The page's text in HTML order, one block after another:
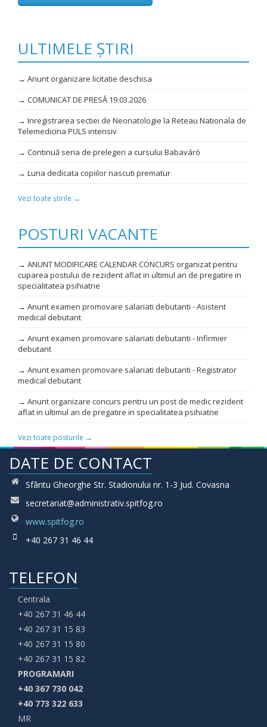
ULTIMELE ȘTIRI
→ Anunt organizare licitatie deschisa
→ COMUNICAT DE PRESĂ 19.03.2026
→ Inregistrarea sectiei de Neonatologie la Reteau Nationala de
Telemedicina PULS intensiv
→ Continuă seria de prelegeri a cursului Babaváró
→ Luna dedicata copiilor nascuti prematur
Vezi toate știrile →
POSTURI VACANTE
→ ANUNT MODIFICARE CALENDAR CONCURS organizat pentru
cuparea postului de rezident aflat in ultimul an de pregatire in
specialitatea psihiatrie
→ Anunt examen promovare salariati debutanti - Asistent
medical debutant
→ Anunt examen promovare salariati debutanti - Infirmier
debutant
→ Anunt examen promovare salariati debutanti - Registrator
medical debutant
→ Anunt organizare concurs pentru un post de medic rezident
aflat in ultimul an de pregatire in specialitatea psihiatrie
Vezi toate posturile →
DATE DE CONTACT
Sfântu Gheorghe Str. Stadionului nr. 1-3 Jud. Covasna
secretariat@administrativ.spitfog.ro
www.spitfog.ro
+40 267 31 46 44
TELEFON
Centrala
+40 267 31 46 44
+40 267 31 15 83
+40 267 31 15 80
+40 267 31 15 82
PROGRAMARI
+40 367 730 042
+40 773 322 633
MR